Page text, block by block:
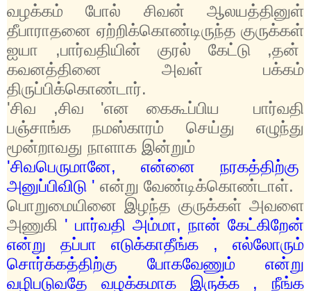
வழக்கம் போல் சிவன் ஆலயத்தினுள்
தீபாராதனை ஏற்றிக்கொண்டிருந்த குருக்கள்
ஐயா ,பார்வதியின் குரல் கேட்டு ,தன்
கவனத்தினை அவள் பக்கம்
திருப்பிக்கொண்டார்.
'சிவ ,சிவ 'என கைகூப்பிய பார்வதி
பஞ்சாங்க நமஸ்காரம் செய்து எழுந்து
மூன்றாவது நாளாக இன்றும்
'சிவபெருமானே, என்னை நரகத்திற்கு
அனுப்பிவிடு ' என்று வேண்டிக்கொண்டாள்.
பொறுமையினை இழந்த குருக்கள் அவளை
அணுகி ' பார்வதி அம்மா, நான் கேட்கிறேன்
என்று தப்பா எடுக்காதீங்க , எல்லோரும்
சொர்க்கத்திற்கு போகவேணும் என்று
வழிபடுவதே வழக்கமாக இருக்க , நீங்க